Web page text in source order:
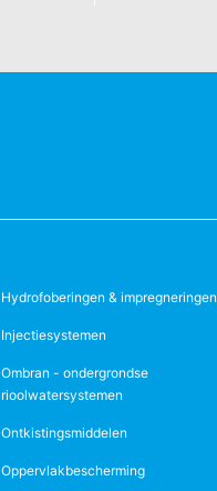
Hydrofoberingen & impregneringen
Injectiesystemen
Ombran - ondergrondse
rioolwatersystemen
Ontkistingsmiddelen
Oppervlakbescherming